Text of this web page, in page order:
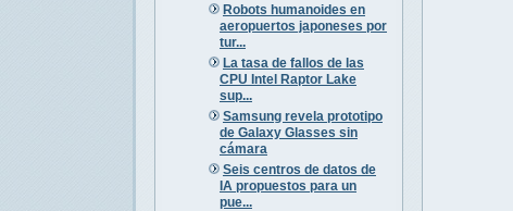
Robots humanoides en
aeropuertos japoneses por
tur...
La tasa de fallos de las
CPU Intel Raptor Lake
sup...
Samsung revela prototipo
de Galaxy Glasses sin
cámara
Seis centros de datos de
IA propuestos para un
pue...